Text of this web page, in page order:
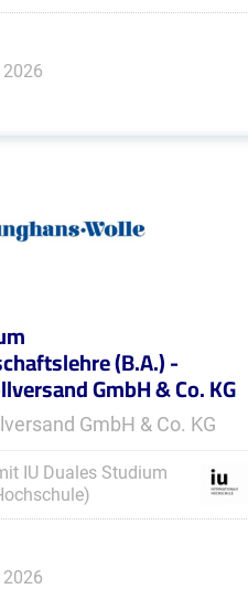
(B.A.) -
GmbH & Co. KG
GmbH & Co. KG
IU Duales Studium